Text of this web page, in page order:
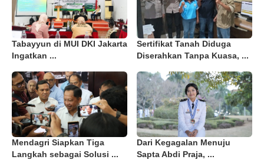
Tabayyun di MUI DKI Jakarta
Ingatkan ...
Sertifikat Tanah Diduga
Diserahkan Tanpa Kuasa, ...
Mendagri Siapkan Tiga
Langkah sebagai Solusi ...
Dari Kegagalan Menuju
Sapta Abdi Praja, ...